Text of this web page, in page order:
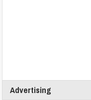
Advertising